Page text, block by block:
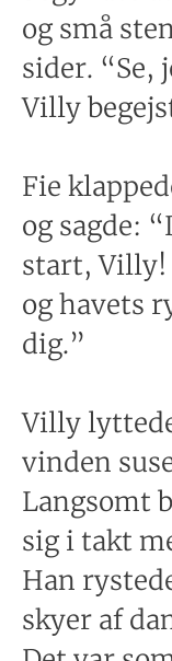
og små
sider. “Se,
Villy
Fie
og sagde:
start,
og havets
dig.”
Villy
vinden
Langsomt
sig i takt
Han
skyer af